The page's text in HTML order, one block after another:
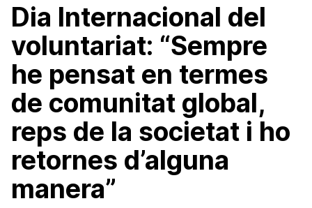
Dia Internacional del
voluntariat: “Sempre
he pensat en termes
de comunitat global,
reps de la societat i ho
retornes d’alguna
manera”